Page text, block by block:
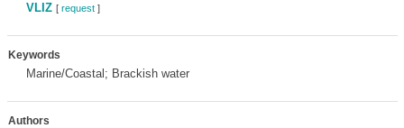
VLIZ [ request]
Keywords
Marine/Coastal; Brackish water
Authors